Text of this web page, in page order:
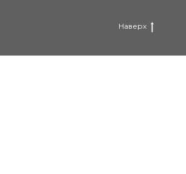
Наверх